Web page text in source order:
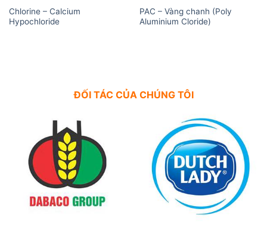
Chlorine – Calcium
Hypochloride
PAC – Vàng chanh (Poly
Aluminium Cloride)
ĐỐI TÁC CỦA CHÚNG TÔI